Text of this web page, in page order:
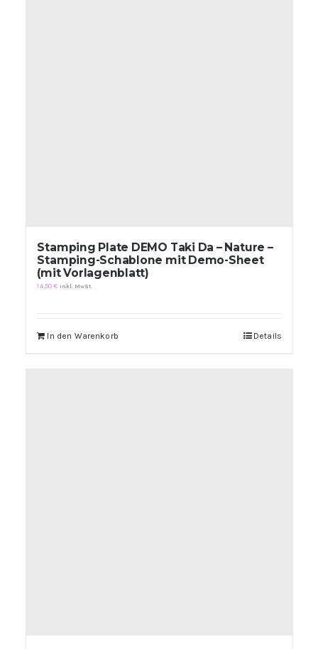
Stamping Plate DEMO Taki Da – Nature –
Stamping-Schablone mit Demo-Sheet
(mit Vorlagenblatt)
14,50€ inkl. MwSt.
In den Warenkorb Details